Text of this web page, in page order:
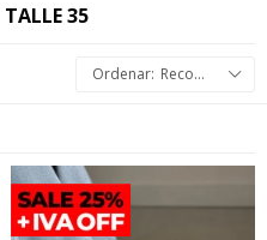
35
Recomendados